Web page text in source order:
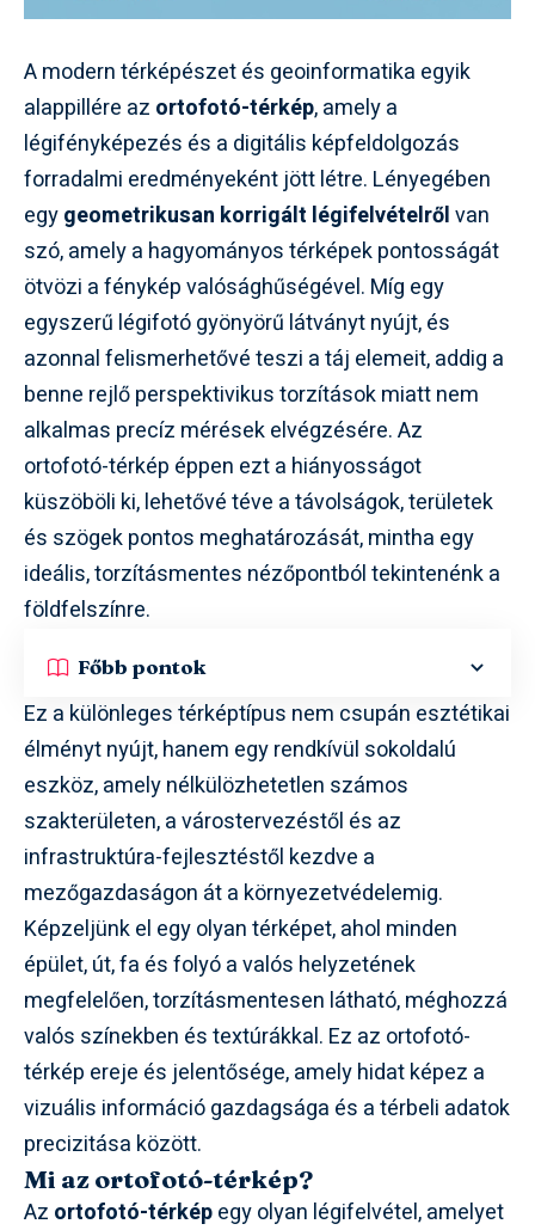
A modern térképészet és geoinformatika egyik
alappillére az ortofotó-térkép, amely a
légifényképezés és a digitális képfeldolgozás
forradalmi eredményeként jött létre. Lényegében
egygeometrikusan korrigált légifelvételrőlvan
szó, amely a hagyományos térképek pontosságát
ötvözi a fénykép valósághűségével. Míg egy
egyszerű légifotó gyönyörű látványt nyújt, és
azonnal felismerhetővé teszi a táj elemeit, addig a
benne rejlő perspektivikus torzítások miatt nem
alkalmas precíz mérések elvégzésére. Az
ortofotó-térkép éppen ezt a hiányosságot
küszöböli ki, lehetővé téve a távolságok, területek
és szögek pontos meghatározását, mintha egy
ideális, torzításmentes nézőpontból tekintenénk a
földfelszínre.
Főbb pontok
Ez a különleges térképtípus nem csupán esztétikai
élményt nyújt, hanem egy rendkívül sokoldalú
eszköz, amely nélkülözhetetlen számos
szakterületen, a várostervezéstől és az
infrastruktúra-fejlesztéstől kezdve a
mezőgazdaságon át a környezetvédelemig.
Képzeljünk el egy olyan térképet, ahol minden
épület, út, fa és folyó a valós helyzetének
megfelelően, torzításmentesen látható, méghozzá
valós színekben és textúrákkal. Ez az ortofotó-
térkép ereje és jelentősége, amely hidat képez a
vizuális információ gazdagsága és a térbeli adatok
precizitása között.
Mi az ortofotó-térkép?
Az ortofotó-térképegy olyan légifelvétel, amelyet